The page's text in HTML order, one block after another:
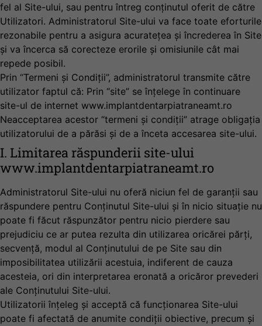
fel al Site-ului, sau pentru întreg conținutul oferit de către
Utilizatori. Administratorul Site-ului va face toate eforturile
rezonabile pentru a asigura acuratețea și încrederea în Site
și va încerca să corecteze erorile și omisiunile cât mai
repede posibil.
Prin “Termeni și Condiții”, administratorul transmite către
utilizator faptul că: Prin “site” se înțelege în continuare
site-ul de internet www.implantdentarpiatraneamt.ro
Neacceptarea acestor “termeni și condiții” atrage obligația
utilizatorului de a părăsi și de a înceta accesarea site-ului.
I. Limitarea răspunderii site-ului
www.implantdentarpiatraneamt.ro
Administratorul Site-ului nu oferă niciun fel de garanții sau
răspundere pentru Conținutul Site-ului și în nicio situație nu
poate fi făcut răspunzător pentru nicio pierdere sau
prejudiciu ce ar putea rezulta din utilizarea oricărei părți,
secvență, modul al Conținutului de pe Site sau din
imposibilitatea utilizării acestuia, indiferent de cauza
acesteia, ori din interpretarea eronată a oricăror prevederi
ale Conținutului Site-ului.
Utilizatorii înțeleg și acceptă că funcționarea Site-ului
poate fi afectată de anumite condiții obiective, precum și